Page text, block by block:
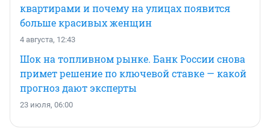
квартирами и почему на улицах появится
больше красивых женщин
4 августа, 12:43
Шок на топливном рынке. Банк России снова
примет решение по ключевой ставке — какой
прогноз дают эксперты
23 июля, 06:00